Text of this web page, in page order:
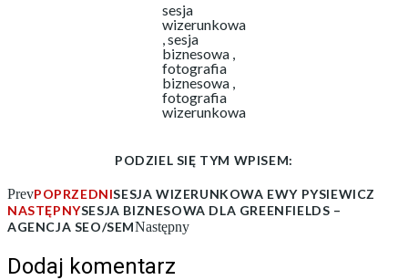
sesja
wizerunkowa
, sesja
biznesowa ,
fotografia
biznesowa ,
fotografia
wizerunkowa
PODZIEL SIĘ TYM WPISEM:
PrevPOPRZEDNISESJA WIZERUNKOWA EWY PYSIEWICZ
NASTĘPNYSESJA BIZNESOWA DLA GREENFIELDS –
AGENCJA SEO/SEMNastępny
Dodaj komentarz